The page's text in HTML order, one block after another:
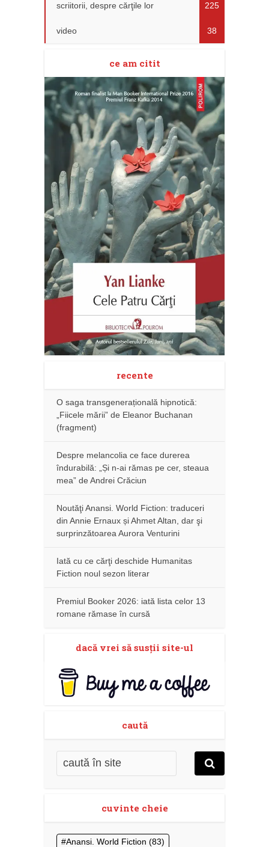
scriitorii, despre cărţile lor 225
video 38
ce am citit
recente
O saga transgenerațională hipnotică:
„Fiicele mării” de Eleanor Buchanan
(fragment)
Despre melancolia ce face durerea
îndurabilă: „Și n-ai rămas pe cer, steaua
mea” de Andrei Crăciun
Noutăţi Anansi. World Fiction: traduceri
din Annie Ernaux și Ahmet Altan, dar şi
surprinzătoarea Aurora Venturini
Iată cu ce cărţi deschide Humanitas
Fiction noul sezon literar
Premiul Booker 2026: iată lista celor 13
romane rămase în cursă
dacă vrei să susţii site-ul
caută
cuvinte cheie
Anansi. World Fiction (83)